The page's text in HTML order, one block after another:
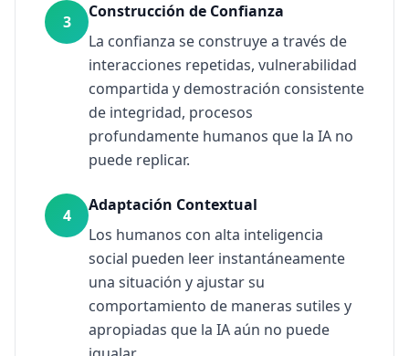
3
Construcción de Confianza
La confianza se construye a través de
interacciones repetidas, vulnerabilidad
compartida y demostración consistente
de integridad, procesos
profundamente humanos que la IA no
puede replicar.
4
Adaptación Contextual
Los humanos con alta inteligencia
social pueden leer instantáneamente
una situación y ajustar su
comportamiento de maneras sutiles y
apropiadas que la IA aún no puede